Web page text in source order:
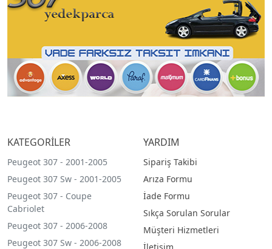
KATEGORİLER
Peugeot 307 - 2001-2005
Peugeot 307 Sw - 2001-2005
Peugeot 307 - Coupe
Cabriolet
Peugeot 307 - 2006-2008
Peugeot 307 Sw - 2006-2008
YARDIM
Sipariş Takibi
Arıza Formu
İade Formu
Sıkça Sorulan Sorular
Müşteri Hizmetleri